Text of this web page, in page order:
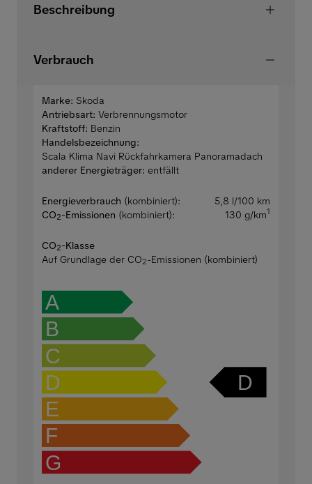
Beschreibung
Verbrauch
Marke: Skoda
Antriebsart: Verbrennungsmotor
Kraftstoff: Benzin
Handelsbezeichnung:
Scala Klima Navi Rückfahrkamera Panoramadach
anderer Energieträger: entfällt
Energieverbrauch (kombiniert):
5,8 l/100 km
CO2-Emissionen (kombiniert): 130 g/km1
CO2-Klasse
Auf Grundlage der CO2-Emissionen (kombiniert)
A
B
C
D
E
F
G
D